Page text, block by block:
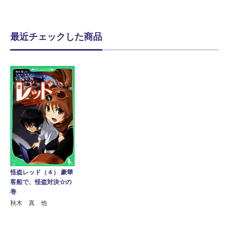
最近チェックした商品
怪盗レッド（４） 豪華
客船で、怪盗対決☆の
巻
秋木 真 他